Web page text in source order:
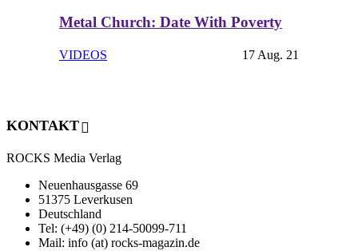
Metal Church: Date With Poverty
VIDEOS 17 Aug. 21
KONTAKT
ROCKS Media Verlag
Neuenhausgasse 69
51375 Leverkusen
Deutschland
Tel: (+49) (0) 214-50099-711
Mail: info (at) rocks-magazin.de